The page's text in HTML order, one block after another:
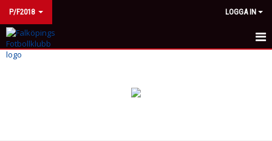
P/F2018 LOGGA IN
HEM